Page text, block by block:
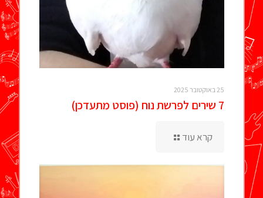
25 באוקטובר 2025
7 שירים לפרשת נוח (פוסט מתעדכן)
קרא עוד